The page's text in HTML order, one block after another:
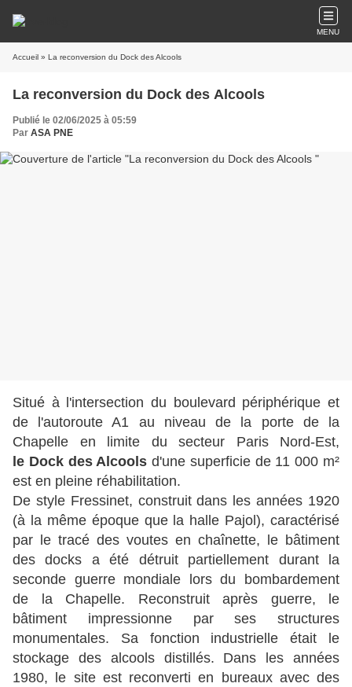
MENU
Accueil » La reconversion du Dock des Alcools
La reconversion du Dock des Alcools
Publié le 02/06/2025 à 05:59
Par ASA PNE
Situé à l'intersection du boulevard périphérique et
de l'autoroute A1 au niveau de la porte de la
Chapelle en limite du secteur Paris Nord-Est,
le Dock des Alcools d'une superficie de 11 000 m²
est en pleine réhabilitation.
De style Fressinet, construit dans les années 1920
(à la même époque que la halle Pajol), caractérisé
par le tracé des voutes en chaînette, le bâtiment
des docks a été détruit partiellement durant la
seconde guerre mondiale lors du bombardement
de la Chapelle. Reconstruit après guerre, le
bâtiment impressionne par ses structures
monumentales. Sa fonction industrielle était le
stockage des alcools distillés. Dans les années
1980, le site est reconverti en bureaux avec des